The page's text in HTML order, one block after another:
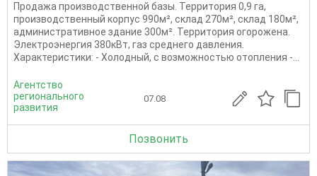
Продажа производственной базы. Территория 0,9 га,
производственный корпус 990м², склад 270м², склад 180м²,
административное здание 300м². Территория огорожена.
Электроэнергия 380кВт, газ среднего давления.
Характеристики: - Холодный, с возможностью отопления -...
Агентство
регионального
развития
07.08
Позвонить